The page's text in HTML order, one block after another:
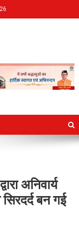
अनिवार्य
बन गई